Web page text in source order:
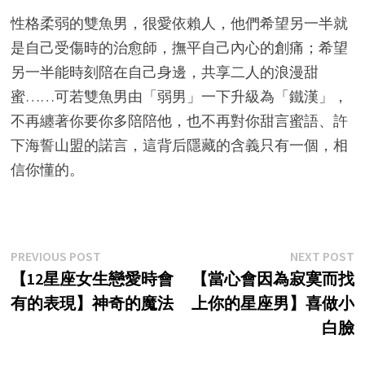
性格柔弱的雙魚男，很愛依賴人，他們希望另一半就
是自己受傷時的治愈師，撫平自己內心的創痛；希望
另一半能時刻陪在自己身邊，共享二人的浪漫甜
蜜……可若雙魚男由「弱男」一下升級為「鐵漢」，
不再纏著你要你多陪陪他，也不再對你甜言蜜語、許
下海誓山盟的諾言，這背后隱藏的含義只有一個，相
信你懂的。
Post
navigation
PREVIOUS POSTPrevious
post:
【12星座女生戀愛時會
有的表現】神奇的魔法
NEXT POST
【當心會因為寂寞而找
上你的星座男】喜做小
白臉